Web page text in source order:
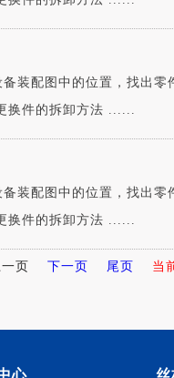
配图中的位置，找出零
换件的拆卸方法 ......
配图中的位置，找出零
换件的拆卸方法 ......
一页 下一页 尾页 当
心 丝